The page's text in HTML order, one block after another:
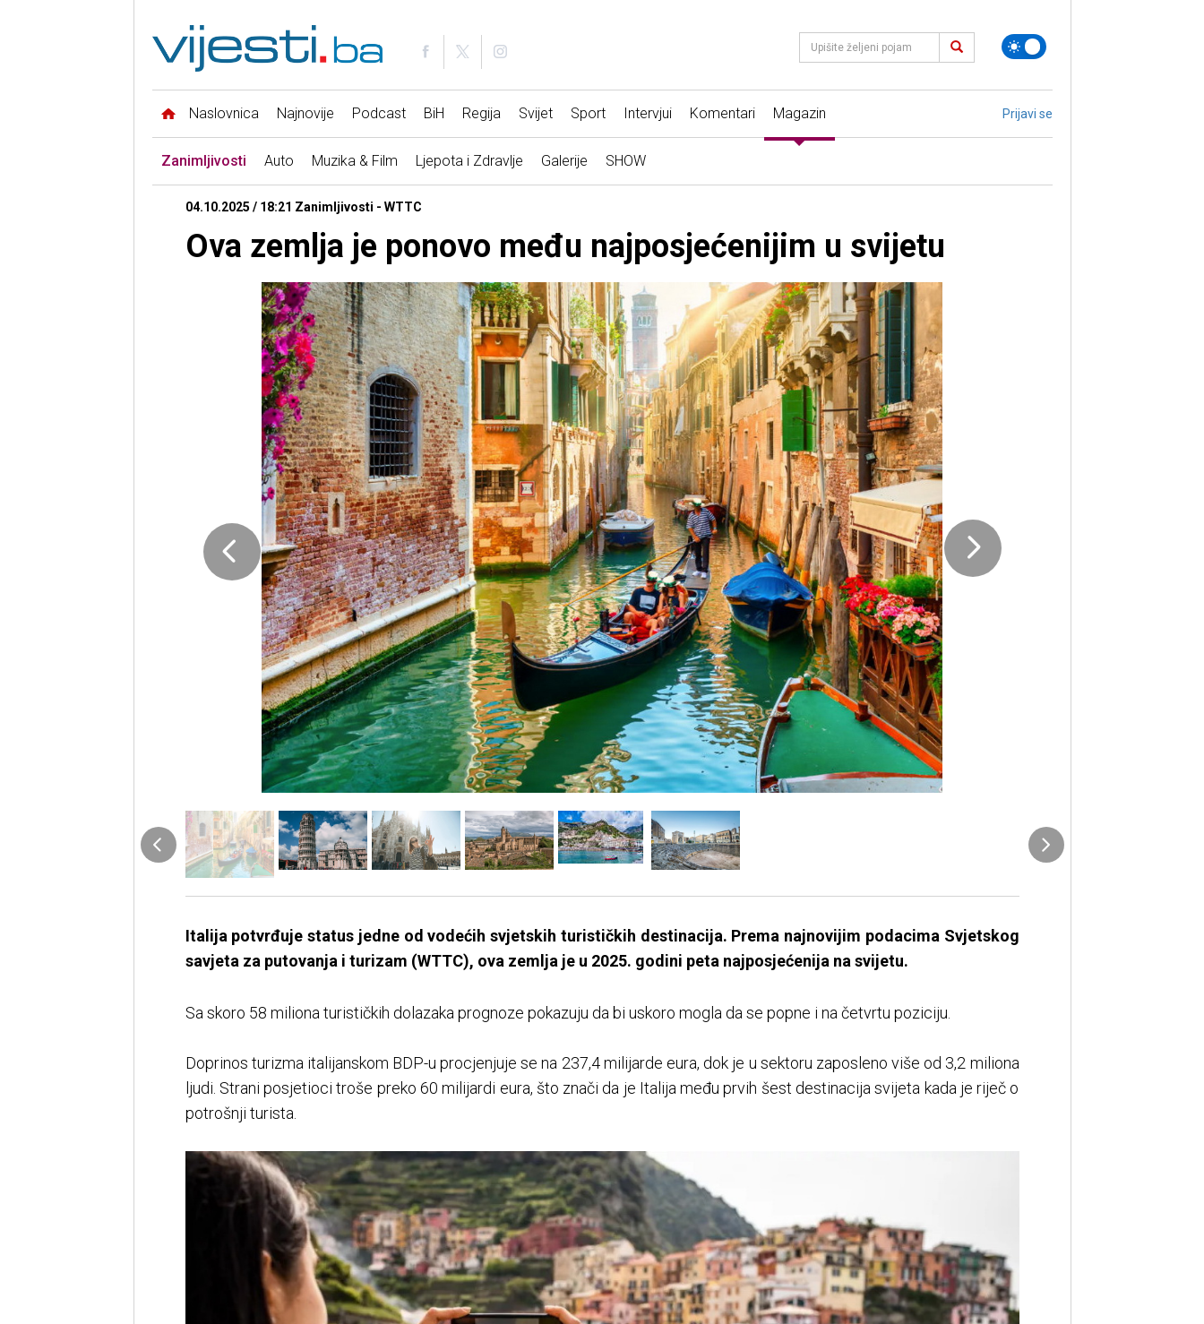
Naslovnica Najnovije Podcast BiH Regija Svijet Sport Intervjui Komentari Magazin Prijavi se
Zanimljivosti Auto Muzika & Film Ljepota i Zdravlje Galerije SHOW
04.10.2025 / 18:21 Zanimljivosti - WTTC
Ova zemlja je ponovo među najposjećenijim u svijetu
Italija potvrđuje status jedne od vodećih svjetskih turističkih destinacija. Prema najnovijim podacima Svjetskog
savjeta za putovanja i turizam (WTTC), ova zemlja je u 2025. godini peta najposjećenija na svijetu.
Sa skoro 58 miliona turističkih dolazaka prognoze pokazuju da bi uskoro mogla da se popne i na četvrtu poziciju.
Doprinos turizma italijanskom BDP-u procjenjuje se na 237,4 milijarde eura, dok je u sektoru zaposleno više od 3,2 miliona
ljudi. Strani posjetioci troše preko 60 milijardi eura, što znači da je Italija među prvih šest destinacija svijeta kada je riječ o
potrošnji turista.